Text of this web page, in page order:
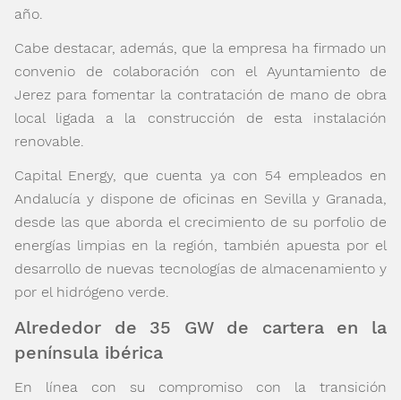
año.
Cabe destacar, además, que la empresa ha firmado un
convenio de colaboración con el Ayuntamiento de
Jerez para fomentar la contratación de mano de obra
local ligada a la construcción de esta instalación
renovable.
Capital Energy, que cuenta ya con 54 empleados en
Andalucía y dispone de oficinas en Sevilla y Granada,
desde las que aborda el crecimiento de su porfolio de
energías limpias en la región, también apuesta por el
desarrollo de nuevas tecnologías de almacenamiento y
por el hidrógeno verde.
Alrededor de 35 GW de cartera en la
península ibérica
En línea con su compromiso con la transición